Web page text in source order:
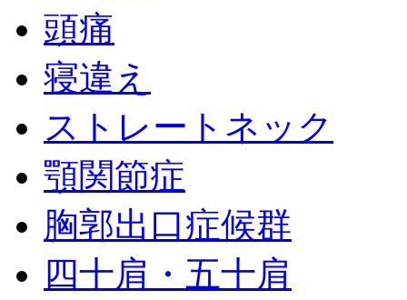
頭痛
寝違え
ストレートネック
顎関節症
胸郭出口症候群
四十肩・五十肩